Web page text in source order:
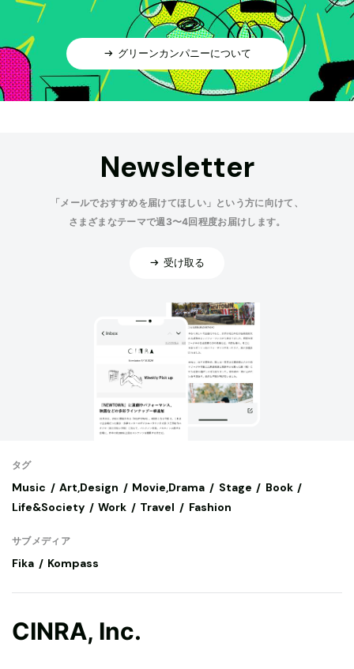
グリーンカンパニーについて
Newsletter
「メールでおすすめを届けてほしい」という方に向けて、
さまざまなテーマで週3〜4回程度お届けします。
受け取る
タグ
Music Art,Design Movie,Drama Stage
Book
Life&Society
Work Travel Fashion
サブメディア
Fika Kompass
CINRA, Inc.